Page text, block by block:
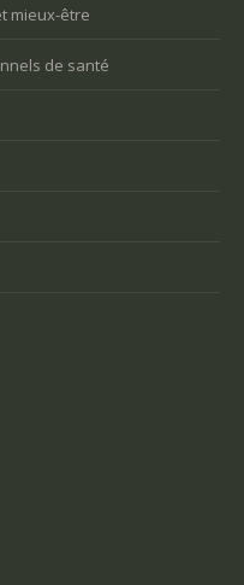
mieux-être
de santé